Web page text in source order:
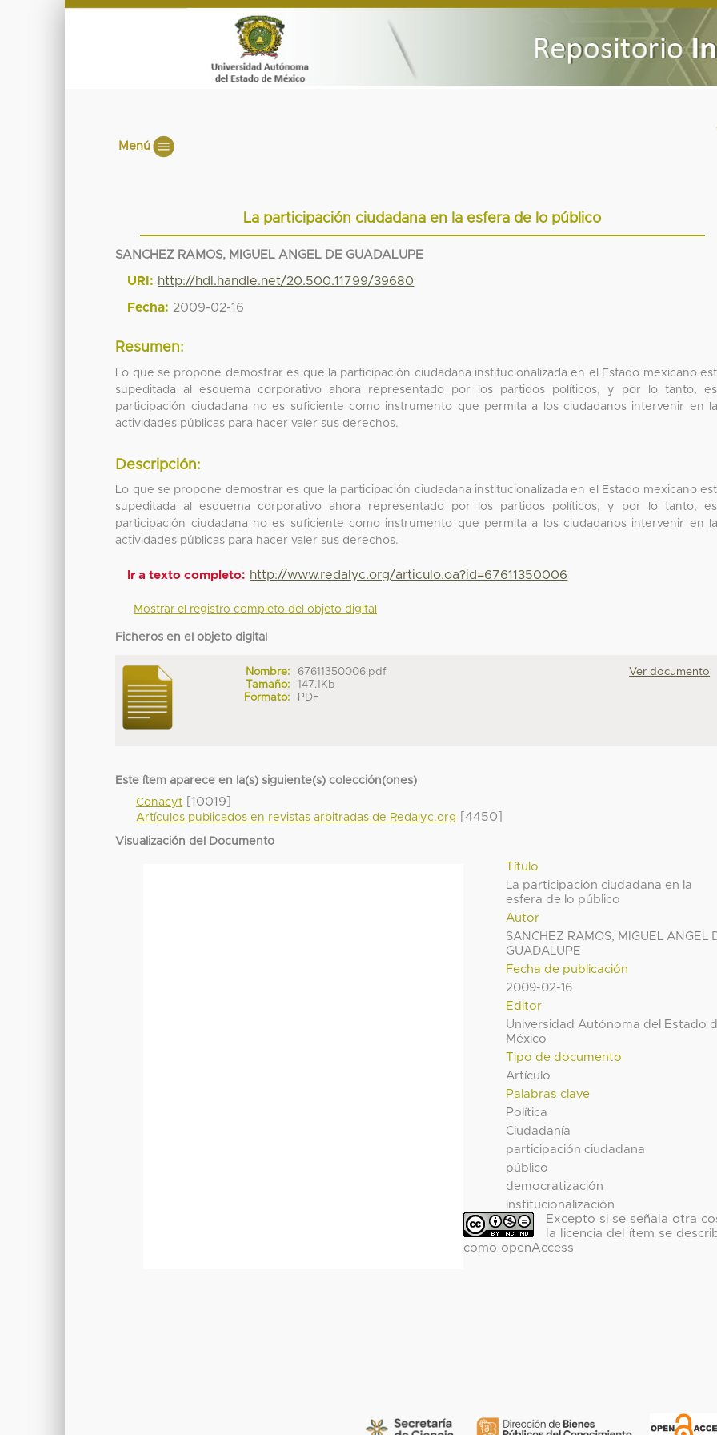
Menú
La participación ciudadana en la esfera de lo público
SANCHEZ RAMOS, MIGUEL ANGEL DE GUADALUPE
URI: http://hdl.handle.net/20.500.11799/39680
Fecha: 2009-02-16
Resumen:
Lo que se propone demostrar es que la participación ciudadana institucionalizada en el Estado mexicano
supeditada al esquema corporativo ahora representado por los partidos políticos, y por lo tanto,
participación ciudadana no es suficiente como instrumento que permita a los ciudadanos intervenir en
actividades públicas para hacer valer sus derechos.
Descripción:
Lo que se propone demostrar es que la participación ciudadana institucionalizada en el Estado mexicano
supeditada al esquema corporativo ahora representado por los partidos políticos, y por lo tanto,
participación ciudadana no es suficiente como instrumento que permita a los ciudadanos intervenir en
actividades públicas para hacer valer sus derechos.
Ir a texto completo: http://www.redalyc.org/articulo.oa?id=67611350006
Mostrar el registro completo del objeto digital
Ficheros en el objeto digital
Nombre:
67611350006.pdf
Tamaño:
147.1Kb
Formato:
PDF
Ver documento
Este ítem aparece en la(s) siguiente(s) colección(ones)
Conacyt [10019]
Artículos publicados en revistas arbitradas de Redalyc.org [4450]
Visualización del Documento
Título
La participación ciudadana en la
esfera de lo público
Autor
SANCHEZ RAMOS, MIGUEL ANGEL
GUADALUPE
Fecha de publicación
2009-02-16
Editor
Universidad Autónoma del Estado
México
Tipo de documento
Artículo
Palabras clave
Política
Ciudadanía
participación ciudadana
público
democratización
institucionalización
Excepto si se señala otra
la licencia del ítem se
como openAccess